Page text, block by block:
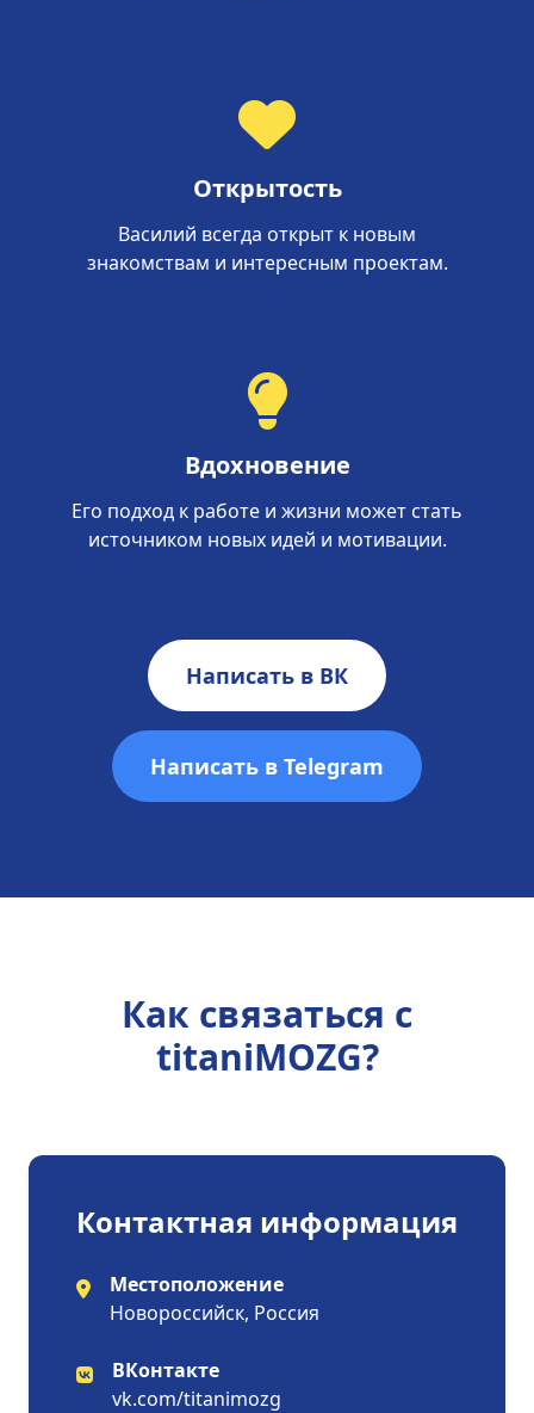
Открытость
Василий всегда открыт к новым
знакомствам и интересным проектам.
Вдохновение
Его подход к работе и жизни может стать
источником новых идей и мотивации.
Написать в ВК
Написать в Telegram
Как связаться с
titaniMOZG?
Контактная информация
Местоположение
Новороссийск, Россия
ВКонтакте
vk.com/titanimozg